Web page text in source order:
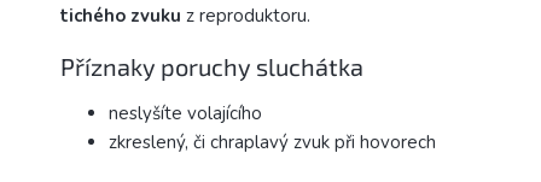
tichého zvuku z reproduktoru.
Příznaky poruchy sluchátka
neslyšíte volajícího
zkreslený, či chraplavý zvuk při hovorech